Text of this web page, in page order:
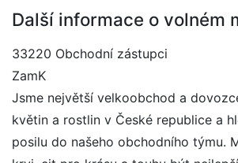
Další informace o volném
33220 Obchodní zástupci
ZamK
Jsme největší velkoobchod a
květin a rostlin v České republice a
posilu do našeho obchodního týmu.